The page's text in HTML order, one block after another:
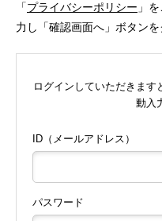
「プライバシーポリシー 」
力し「確認画面へ」ボタンを
ログインしていただきます
動入
ID（メールアドレス）
パスワード